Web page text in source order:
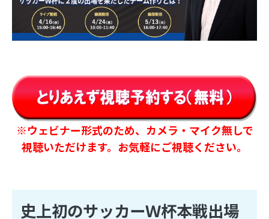
※ウェビナー形式のため、カメラ・マイク無しで
視聴いただけます。お気軽にご視聴ください。
史上初のサッカーＷ杯本戦出場